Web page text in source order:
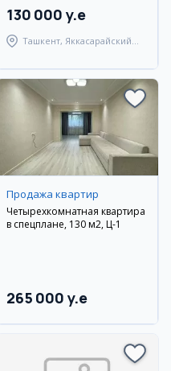
130 000 y.e
Ташкент, Яккасарайский
Продажа квартир
Четырехкомнатная квартира
в спецплане, 130 м2, Ц-1
265 000 y.e